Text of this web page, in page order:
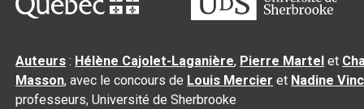
Auteurs : Hélène Cajolet-Laganière, Pierre Martel et
Masson, avec le concours de Louis Mercier et Nadine
professeurs, Université de Sherbrooke